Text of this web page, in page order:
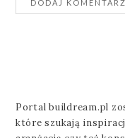
Portal buildream.pl
które szukają